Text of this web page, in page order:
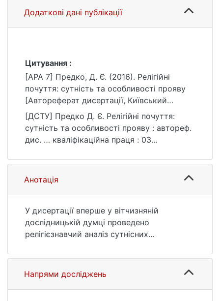
Додаткові дані публікації
Цитування :
[APA 7] Предко, Д. Є. (2016). Релігійні
почуття: сутність та особливості прояву
[Автореферат дисертації, Київський
національний університет імені Тараса
Шевченка]. eKNUTSHIR.
https://ir.library.knu.ua/handle/123456789/66
[ДСТУ] Предко Д. Є. Релігійні почуття:
сутність та особливості прояву : автореф.
дис. … кваліфікаційна праця : 03
https://ir.library.knu.ua/handle/123456789/66
3 (дата звернення: 25.07.2026).
Анотація
У дисертації вперше у вітчизняній
дослідницькій думці проведено
релігієзнавчий аналіз сутнісних
єдності їх структурних та функціональних
характеристик. На значному джерельному
матеріалі виявляються різноманітні
Напрями досліджень